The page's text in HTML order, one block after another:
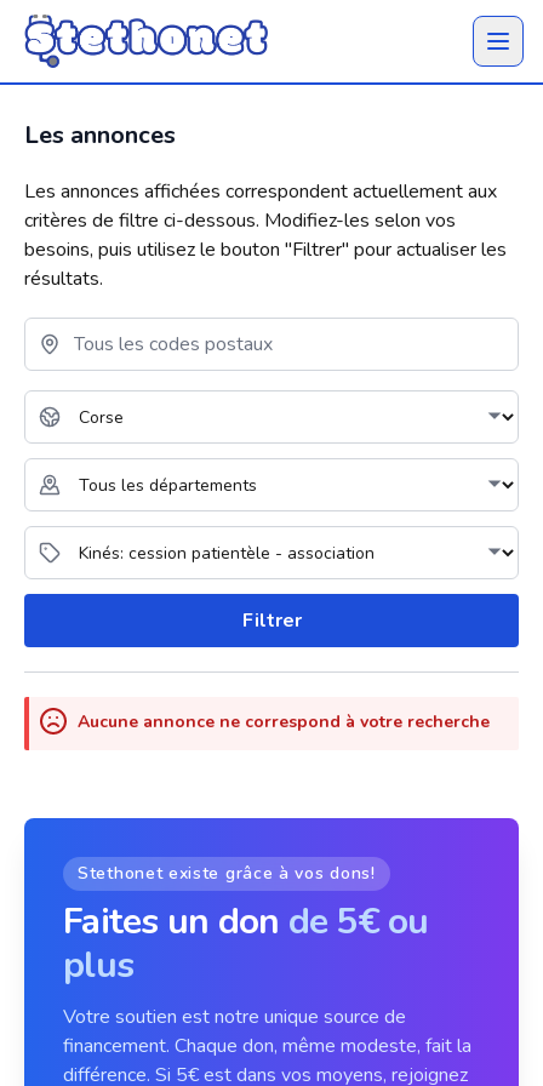
Ouvrir
Les annonces
Les annonces affichées correspondent actuellement aux
critères de filtre ci-dessous. Modifiez-les selon vos
besoins, puis utilisez le bouton "Filtrer" pour actualiser les
résultats.
Filtrer
Aucune annonce ne correspond à votre recherche
Stethonet existe grâce à vos dons!
Faites un don de 5€ ou
plus
Votre soutien est notre unique source de
financement. Chaque don, même modeste, fait la
différence. Si 5€ est dans vos moyens, rejoignez